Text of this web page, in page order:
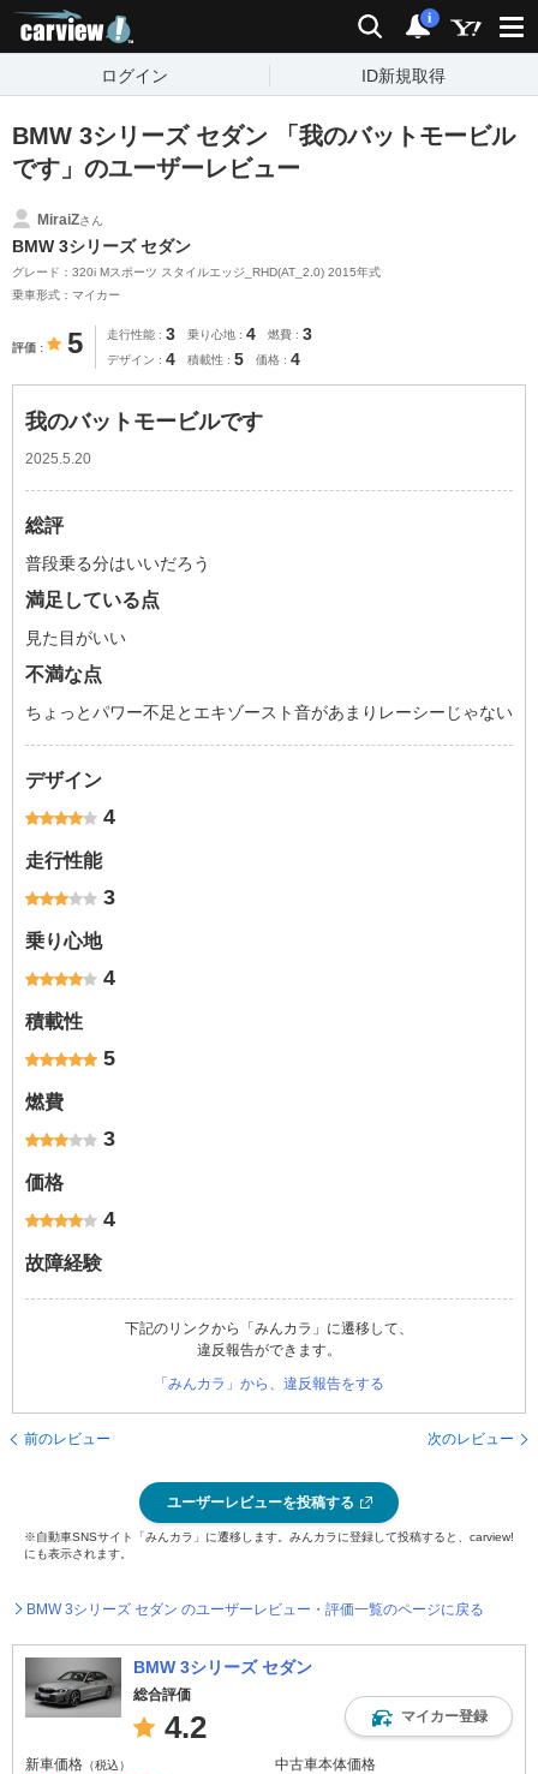
検索 通知
i
ログイン ID新規取得
BMW 3シリーズ セダン 「我のバットモービル
です」のユーザーレビュー
MiraiZさん
BMW 3シリーズ セダン
グレード：320i Mスポーツ スタイルエッジ_RHD(AT_2.0) 2015年式
乗車形式：マイカー
評価 5 走行性能 3 乗り心地 4 燃費 3
デザイン 4 積載性 5 価格 4
我のバットモービルです
2025.5.20
総評
普段乗る分はいいだろう
満足している点
見た目がいい
不満な点
ちょっとパワー不足とエキゾースト音があまりレーシーじゃない
デザイン
4
走行性能
3
乗り心地
4
積載性
5
燃費
3
価格
4
故障経験
下記のリンクから「みんカラ」に遷移して、
違反報告ができます。
「みんカラ」から、違反報告をする
前のレビュー 次のレビュー
ユーザーレビューを投稿する
※自動車SNSサイト「みんカラ」に遷移します。みんカラに登録して投稿すると、carview!
にも表示されます。
BMW 3シリーズ セダン のユーザーレビュー・評価一覧のページに戻る
BMW 3シリーズ セダン
総合評価
4.2 マイカー登録
新車価格 （税込） 中古車本体価格